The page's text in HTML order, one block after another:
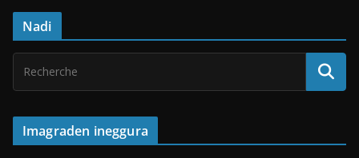
Nadi
Imagraden ineggura